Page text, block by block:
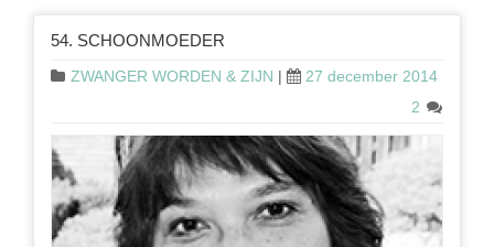
54. SCHOONMOEDER
ZWANGER WORDEN & ZIJN |
27 december 2014
2